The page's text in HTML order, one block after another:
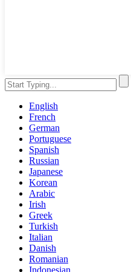
English
French
German
Portuguese
Spanish
Russian
Japanese
Korean
Arabic
Irish
Greek
Turkish
Italian
Danish
Romanian
Indonesian